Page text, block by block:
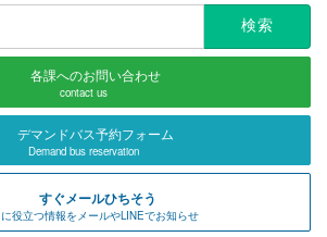
各課へのお問い合わせ
contact us
デマンドバス予約フォーム
Demand bus reservation
すぐメールひちそう
役立つ情報をメールやLINEでお知らせ